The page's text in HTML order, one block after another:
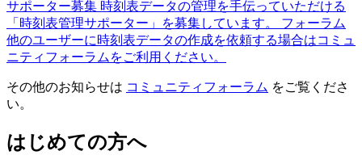
サポーター募集 時刻表データの管理を手伝っていただける
「時刻表管理サポーター」を募集しています。
フォーラム
他のユーザーに時刻表データの作成を依頼する場合はコミュ
ニティフォーラムをご利用ください。
その他のお知らせは コミュニティフォーラム をご覧くださ
い。
はじめての方へ